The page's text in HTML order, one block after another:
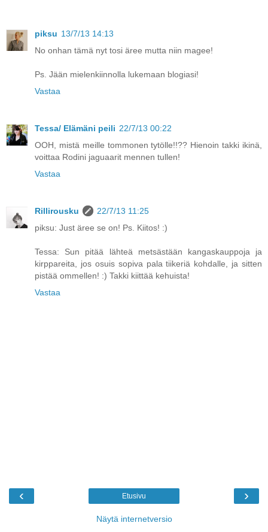
piksu 13/7/13 14:13
No onhan tämä nyt tosi äree mutta niin magee!
Ps. Jään mielenkiinnolla lukemaan blogiasi!
Vastaa
Tessa/ Elämäni peili 22/7/13 00:22
OOH, mistä meille tommonen tytölle!!?? Hienoin takki ikinä,
voittaa Rodini jaguaarit mennen tullen!
Vastaa
Rillirousku
22/7/13 11:25
piksu: Just äree se on! Ps. Kiitos! :)
Tessa: Sun pitää lähteä metsästään kangaskauppoja ja
kirppareita, jos osuis sopiva pala tiikeriä kohdalle, ja sitten
pistää ommellen! :) Takki kiittää kehuista!
Vastaa
‹ ›
Etusivu
Näytä internetversio